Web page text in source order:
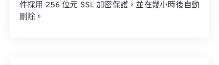
件採用 256 位元 SSL 加密保護，並在幾小時後自動
刪除。